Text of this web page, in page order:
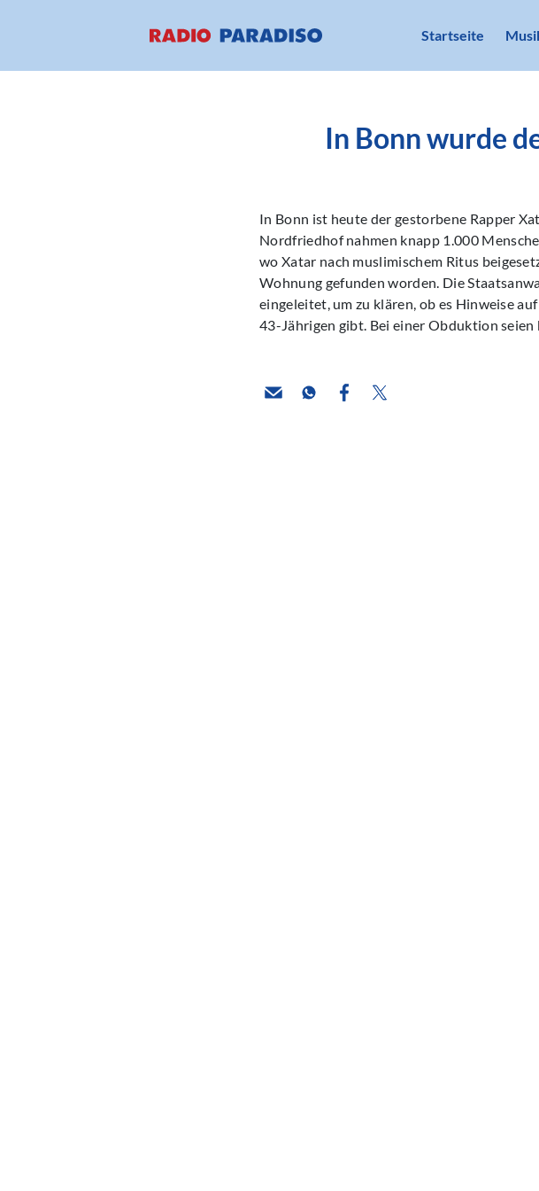
Startseite
In Bonn wurde
In Bonn ist heute der gestorbene Rapper
Nordfriedhof nahmen knapp 1.000
wo Xatar nach muslimischem Ritus
Wohnung gefunden worden. Die
eingeleitet, um zu klären, ob es Hinweise
43-Jährigen gibt. Bei einer Obduktion